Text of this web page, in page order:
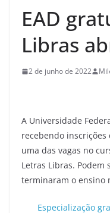
EAD
Libras
2 de junho de 2022
A Universidade
recebendo
uma das vagas no
Letras Libras. Podem
terminaram o ensino
Especialização